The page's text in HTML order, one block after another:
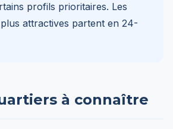
profils prioritaires. Les
attractives partent en 24-
à connaître